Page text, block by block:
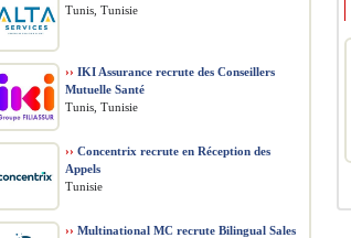
Tunis, Tunisie
›› IKI Assurance recrute des Conseillers
Mutuelle Santé
Tunis, Tunisie
›› Concentrix recrute en Réception des
Appels
Tunisie
›› Multinational MC recrute Bilingual Sales